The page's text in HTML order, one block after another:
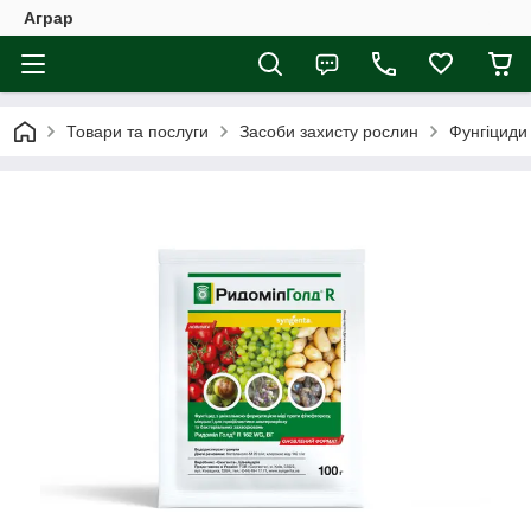
Аграр
Товари та послуги Засоби захисту рослин Фунгіциди